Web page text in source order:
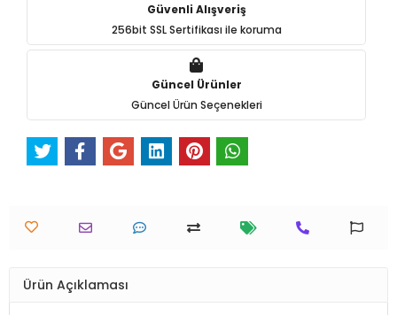
Güvenli Alışveriş
256bit SSL Sertifikası ile koruma
Güncel Ürünler
Güncel Ürün Seçenekleri
Ürün Açıklaması